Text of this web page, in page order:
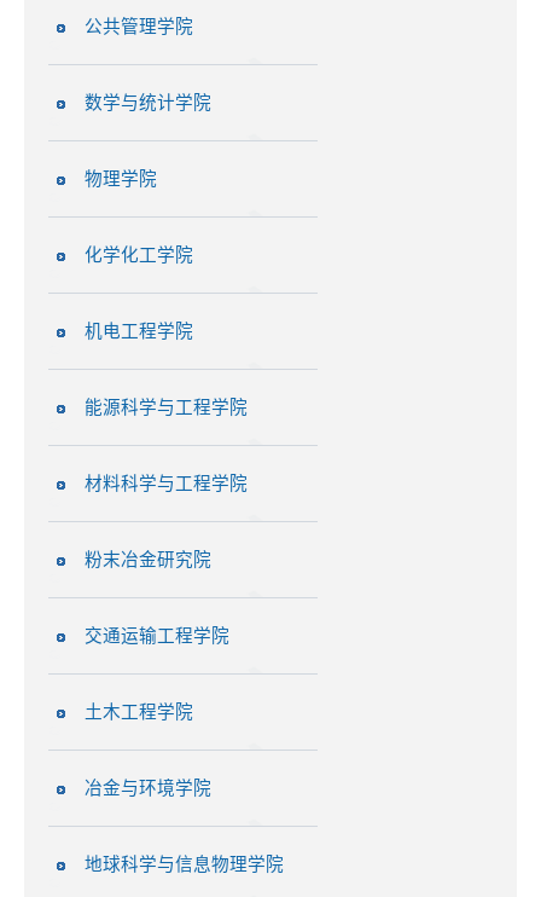
公共管理学院
数学与统计学院
物理学院
化学化工学院
机电工程学院
能源科学与工程学院
材料科学与工程学院
粉末冶金研究院
交通运输工程学院
土木工程学院
冶金与环境学院
地球科学与信息物理学院